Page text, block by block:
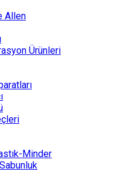
Allen
Ürünleri
Minder